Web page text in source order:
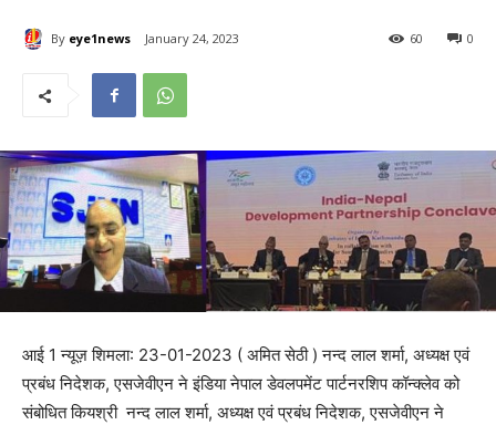
By eye1news January 24, 2023 0
60
आई 1 न्यूज़ शिमला: 23-01-2023 ( अमित सेठी ) नन्‍द लाल शर्मा, अध्‍यक्ष एवं
प्रबंध निदेशक, एसजेवीएन ने इंडिया नेपाल डेवलपमेंट पार्टनरशिप कॉन्क्लेव को
संबोधित कियश्री नन्‍द लाल शर्मा, अध्‍यक्ष एवं प्रबंध निदेशक, एसजेवीएन ने